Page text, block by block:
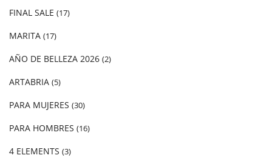
FINAL SALE (17)
MARITA (17)
AÑO DE BELLEZA 2026 (2)
ARTABRIA (5)
PARA MUJERES (30)
PARA HOMBRES (16)
4 ELEMENTS (3)